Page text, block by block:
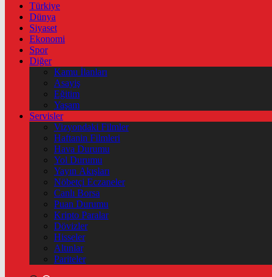
Türkiye
Dünya
Siyaset
Ekonomi
Spor
Diğer
Kamu İlanları
Asayiş
Eğitim
Yaşam
Servisler
Vizyondaki Filmler
Haftanin Filmleri
Hava Durumu
Yol Durumu
Yayın Akışları
Nöbetçi Eczaneler
Canlı Borsa
Puan Durumu
Kripto Paralar
Dövizler
Hisseler
Altınlar
Pariteler